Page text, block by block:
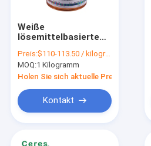
Weiße
lösemittelbasierte
Expressrechnungen
in 1kg/Dose
Verpackung
Preis:$110-113.50 / kilogram
MOQ:1 Kilogramm
Holen Sie sich aktuelle Preis
Kontakt